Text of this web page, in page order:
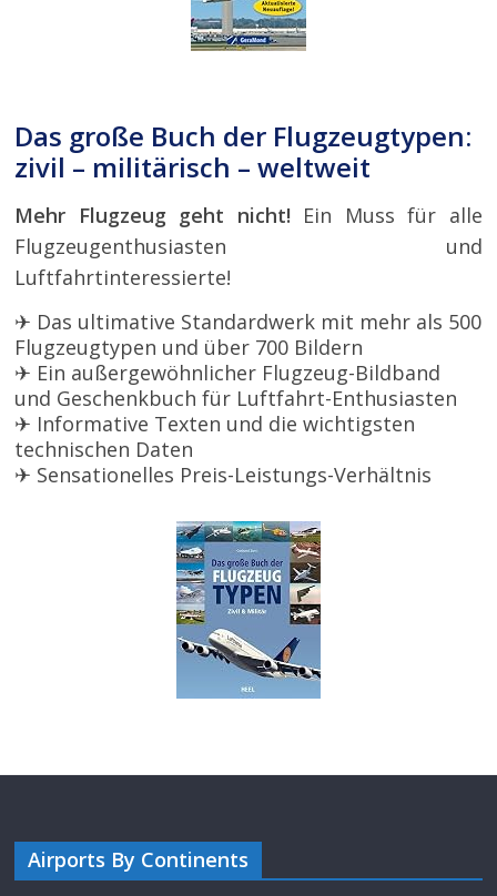
Das große Buch der Flugzeugtypen:
zivil – militärisch – weltweit
Mehr Flugzeug geht nicht!Ein Muss für alle
Flugzeugenthusiasten und
Luftfahrtinteressierte!
✈ Das ultimative Standardwerk mit mehr als 500
Flugzeugtypen und über 700 Bildern
✈ Ein außergewöhnlicher Flugzeug-Bildband
und Geschenkbuch für Luftfahrt-Enthusiasten
✈ Informative Texten und die wichtigsten
technischen Daten
✈ Sensationelles Preis-Leistungs-Verhältnis
Airports By Continents